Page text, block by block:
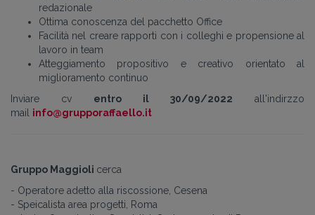
redazionale
Ottima conoscenza del pacchetto Office
Facilità nel creare rapporti con i colleghi e propensione al
lavoro in team
Atteggiamento propositivo e creativo orientato al
miglioramento continuo
Inviare cv entro il 30/09/2022 all'indirzzo
mail info@grupporaffaello.it
Gruppo Maggioli cerca
- Operatore adetto alla riscossione, Cesena
- Speicalista area progetti, Roma